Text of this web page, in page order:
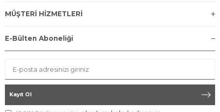
MÜŞTERİ HİZMETLERİ
E-Bülten Aboneliği
Kayıt Ol